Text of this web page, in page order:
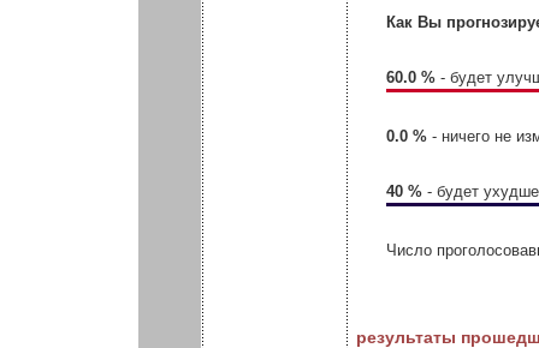
Как Вы
60.0 % - будет
0.0 % - ничего не
40 % - будет
Число
результаты